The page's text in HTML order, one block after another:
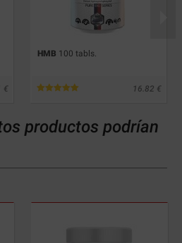
HMB 100 tabls.
16.82
productos podrían